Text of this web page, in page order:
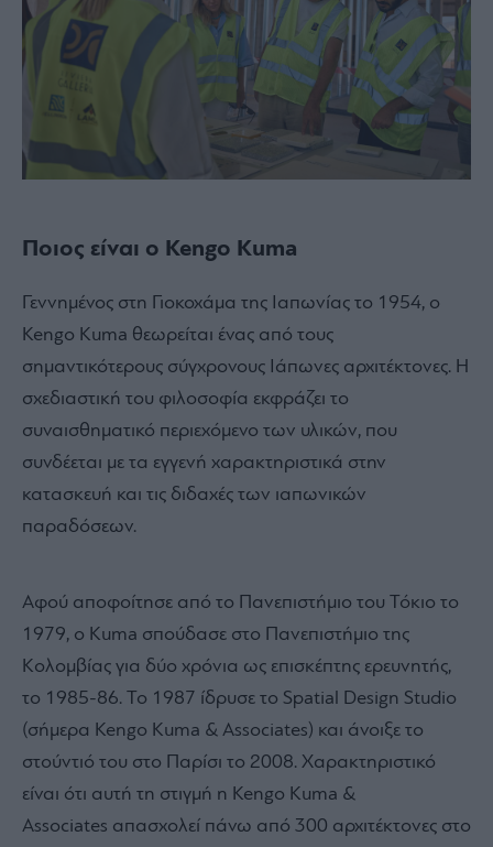
Ποιος είναι ο Kengo Kuma
Γεννημένος στη Γιοκοχάμα της Ιαπωνίας το 1954, ο
Kengo Kuma θεωρείται ένας από τους
σημαντικότερους σύγχρονους Ιάπωνες αρχιτέκτονες. Η
σχεδιαστική του φιλοσοφία εκφράζει το
συναισθηματικό περιεχόμενο των υλικών, που
συνδέεται με τα εγγενή χαρακτηριστικά στην
κατασκευή και τις διδαχές των ιαπωνικών
παραδόσεων.
Αφού αποφοίτησε από το Πανεπιστήμιο του Τόκιο το
1979, ο Kuma σπούδασε στο Πανεπιστήμιο της
Κολομβίας για δύο χρόνια ως επισκέπτης ερευνητής,
το 1985-86. Το 1987 ίδρυσε το Spatial Design Studio
(σήμερα Kengo Kuma & Associates) και άνοιξε το
στούντιό του στο Παρίσι το 2008. Χαρακτηριστικό
είναι ότι αυτή τη στιγμή η Kengo Kuma &
Associates απασχολεί πάνω από 300 αρχιτέκτονες στο